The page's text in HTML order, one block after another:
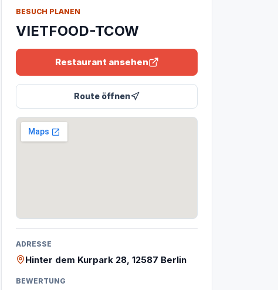
BESUCH PLANEN
VIETFOOD-TCOW
Restaurant ansehen
Route öffnen
ADRESSE
Hinter dem Kurpark 28, 12587 Berlin
BEWERTUNG